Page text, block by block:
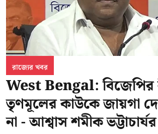
রাজ্যের খবর
West Bengal: বিজেপির
তৃণমূলের কাউকে জায়গা
না - আশ্বাস শমীক ভট্টাচার্যর